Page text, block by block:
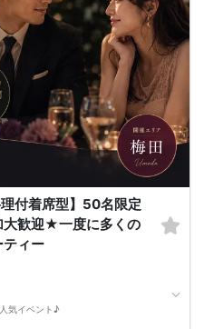
意。
ーブルまでお料理をお持ちするた
集中していただけます。
に種類豊富な飲み放題です。
クスした雰囲気で素敵な出会いをお
い方
加ください！
今後のご参加をお断りさせていた
付着席型】50名限定
大歓迎★一度に多くの
ティー
気イベント♪